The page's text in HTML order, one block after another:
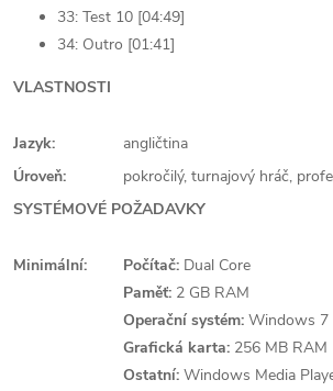
33: Test 10 [04:49]
34: Outro [01:41]
VLASTNOSTI
Jazyk:
angličtina
Úroveň:
pokročilý, turnajový hráč,
SYSTÉMOVÉ POŽADAVKY
Minimální: Počítač: Dual Core
Paměť: 2 GB RAM
Operační systém: Windows 7
Grafická karta: 256 MB RAM
Ostatní: Windows Media